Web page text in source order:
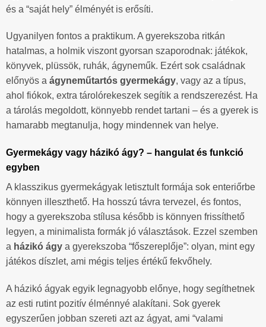
és a “saját hely” élményét is erősíti.
Ugyanilyen fontos a praktikum. A gyerekszoba ritkán
hatalmas, a holmik viszont gyorsan szaporodnak: játékok,
könyvek, plüssök, ruhák, ágyneműk. Ezért sok családnak
előnyös a ágyneműtartós gyermekágy, vagy az a típus,
ahol fiókok, extra tárolórekeszek segítik a rendszerezést. Ha
a tárolás megoldott, könnyebb rendet tartani – és a gyerek is
hamarabb megtanulja, hogy mindennek van helye.
Gyermekágy vagy házikó ágy? – hangulat és funkció
egyben
A klasszikus gyermekágyak letisztult formája sok enteriőrbe
könnyen illeszthető. Ha hosszú távra tervezel, és fontos,
hogy a gyerekszoba stílusa később is könnyen frissíthető
legyen, a minimalista formák jó választások. Ezzel szemben
a házikó ágy a gyerekszoba “főszereplője”: olyan, mint egy
játékos díszlet, ami mégis teljes értékű fekvőhely.
A házikó ágyak egyik legnagyobb előnye, hogy segíthetnek
az esti rutint pozitív élménnyé alakítani. Sok gyerek
egyszerűen jobban szereti azt az ágyat, ami “valami